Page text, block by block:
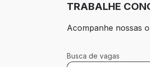
TRABALHE
Acompanhe nossas
Busca de vagas